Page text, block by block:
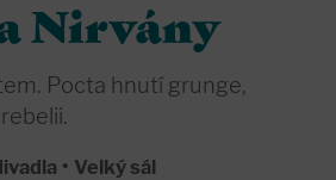
Nirvány
Pocta hnutí grunge,
• Velký sál